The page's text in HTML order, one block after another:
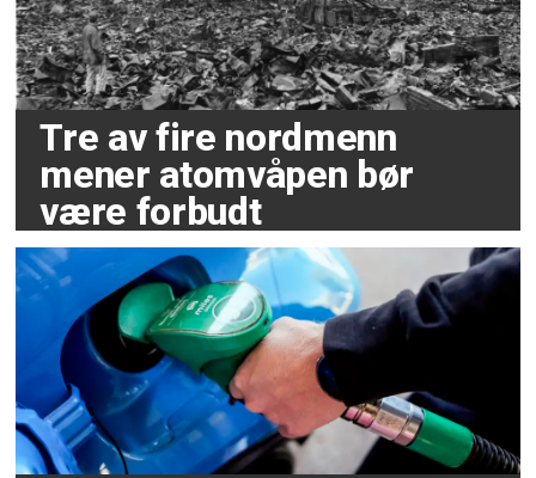
Tre av fire nordmenn
mener atomvåpen bør
være forbudt